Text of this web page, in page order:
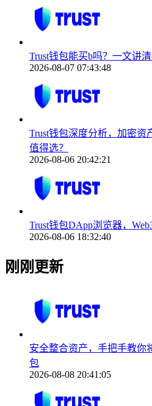
Trust钱包能买b吗？一文讲
2026-08-07 07:43:48
Trust钱包深度分析，加密
值得选？
2026-08-06 20:42:21
Trust钱包DApp浏览器，
2026-08-06 18:32:40
刚刚更新
安全整合资产，手把手教你
包
2026-08-08 20:41:05